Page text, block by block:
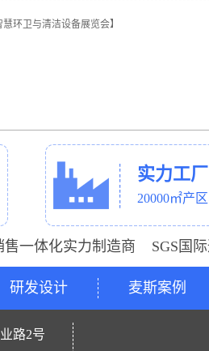
环卫与清洁设备展览会】
实力工厂
20000㎡产
售一体化实力制造商 SGS
研发设计 麦斯案例
路2号